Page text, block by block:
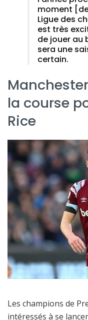
moment
Ligue des
est très
de jouer au
sera une
certain.
la course
Rice
Les champions de
intéressés à se